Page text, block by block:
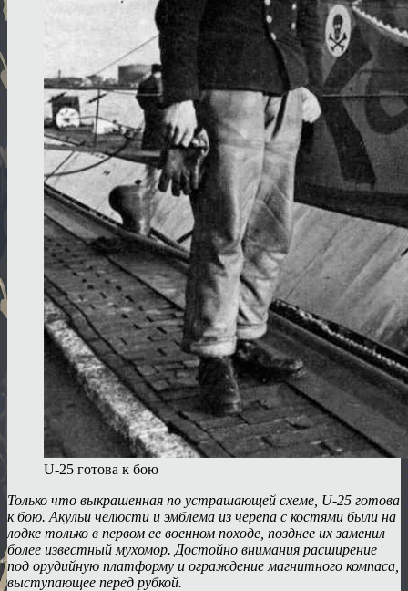
U-25 готова к бою
Только что выкрашенная по устрашающей схеме, U-25 готова
к бою. Акульи челюсти и эмблема из черепа с костями были на
лодке только в первом ее военном походе, позднее их заменил
более известный мухомор. Достойно внимания расширение
под орудийную платформу и ограждение магнитного компаса,
выступающее перед рубкой.